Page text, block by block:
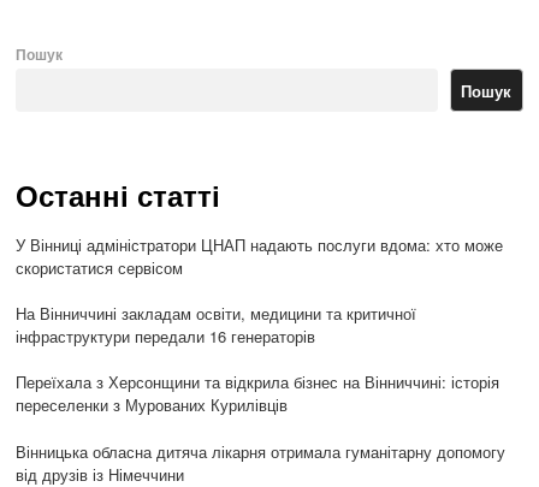
Пошук
Пошук
Останні статті
У Вінниці адміністратори ЦНАП надають послуги вдома: хто може
скористатися сервісом
На Вінниччині закладам освіти, медицини та критичної
інфраструктури передали 16 генераторів
Переїхала з Херсонщини та відкрила бізнес на Вінниччині: історія
переселенки з Мурованих Курилівців
Вінницька обласна дитяча лікарня отримала гуманітарну допомогу
від друзів із Німеччини